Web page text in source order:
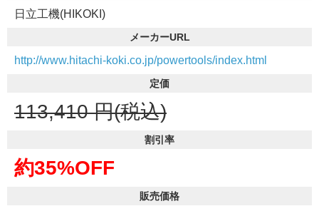
日立工機(HIKOKI)
メーカーURL
http://www.hitachi-koki.co.jp/powertools/index.html
定価
113,410 円(税込)
割引率
約35%OFF
販売価格